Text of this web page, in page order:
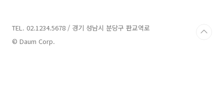
TEL. 02.1234.5678 / 경기 성남시 분당구 판교역로
© Daum Corp.